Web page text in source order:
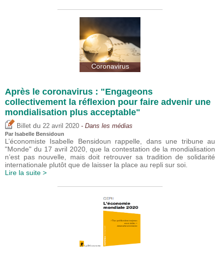
Coronavirus
Après le coronavirus : "Engageons
collectivement la réflexion pour faire advenir une
mondialisation plus acceptable"
Billet du 22 avril 2020 - Dans les médias
Par Isabelle Bensidoun
L’économiste Isabelle Bensidoun rappelle, dans une tribune au
"Monde" du 17 avril 2020, que la contestation de la mondialisation
n’est pas nouvelle, mais doit retrouver sa tradition de solidarité
internationale plutôt que de laisser la place au repli sur soi.
Lire la suite >